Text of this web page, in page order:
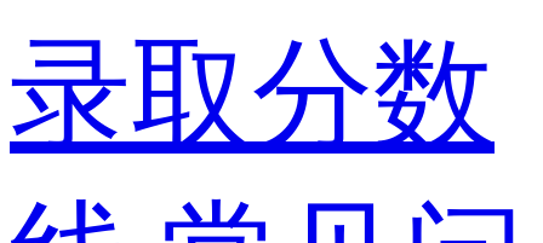
录取分数